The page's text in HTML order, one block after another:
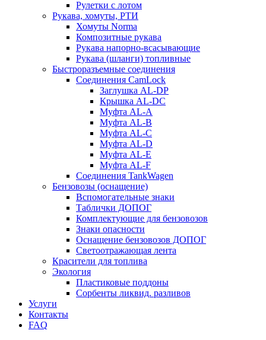
Рулетки с лотом
Рукава, хомуты, РТИ
Хомуты Norma
Композитные рукава
Рукава напорно-всасывающие
Рукава (шланги) топливные
Быстроразъемные соединения
Соединения CamLock
Заглушка AL-DP
Крышка AL-DC
Муфта AL-A
Муфта AL-B
Муфта AL-C
Муфта AL-D
Муфта AL-E
Муфта AL-F
Соединения TankWagen
Бензовозы (оснащение)
Вспомогательные знаки
Таблички ДОПОГ
Комплектующие для бензовозов
Знаки опасности
Оснащение бензовозов ДОПОГ
Светоотражающая лента
Красители для топлива
Экология
Пластиковые поддоны
Сорбенты ликвид. разливов
Услуги
Контакты
FAQ